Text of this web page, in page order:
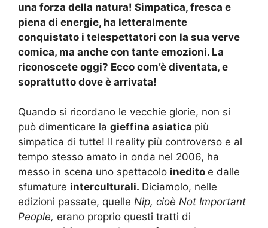
una forza della natura! Simpatica, fresca e
piena di energie, ha letteralmente
conquistato i telespettatori con la sua verve
comica, ma anche con tante emozioni. La
riconoscete oggi? Ecco com’è diventata, e
soprattutto dove è arrivata!
Quando si ricordano le vecchie glorie, non si
può dimenticare la gieffina asiatica più
simpatica di tutte! Il reality più controverso e al
tempo stesso amato in onda nel 2006, ha
messo in scena uno spettacolo inedito e dalle
sfumature interculturali. Diciamolo, nelle
edizioni passate, quelle Nip, cioè Not Important
People, erano proprio questi tratti di